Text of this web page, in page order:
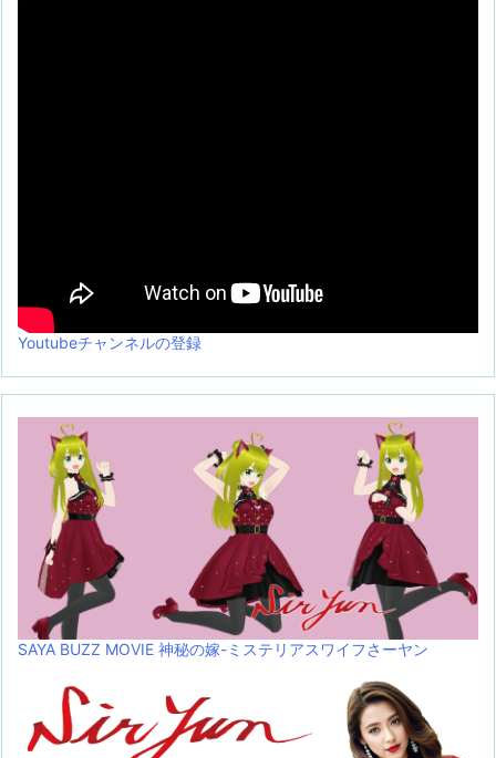
Youtubeチャンネルの登録
SAYA BUZZ MOVIE 神秘の嫁-ミステリアスワイフさーヤン